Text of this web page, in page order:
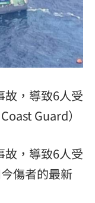
故，導致6人受
Guard）
故，導致6人受
傷者的最新